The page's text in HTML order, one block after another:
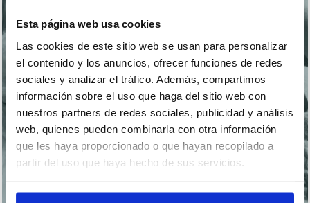
Esta página web usa cookies
Las cookies de este sitio web se usan para personalizar
el contenido y los anuncios, ofrecer funciones de redes
sociales y analizar el tráfico. Además, compartimos
información sobre el uso que haga del sitio web con
nuestros partners de redes sociales, publicidad y análisis
web, quienes pueden combinarla con otra información
que les haya proporcionado o que hayan recopilado a
partir del uso que haya hecho de sus servicios.